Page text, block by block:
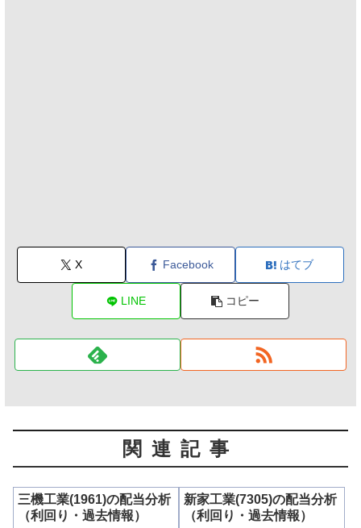
X Facebook はてブ
LINE コピー
関連記事
三機工業(1961)の配当分析
（利回り・過去情報）
新家工業(7305)の配当分析
（利回り・過去情報）